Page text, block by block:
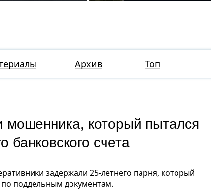
Архив Топ
который пытался
банковского счета
задержали 25-летнего парня, который
поддельным документам.